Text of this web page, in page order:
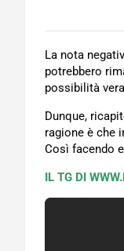
La nota
potrebbero
possibilità
Dunque,
ragione è che
Così facendo
IL TG DI